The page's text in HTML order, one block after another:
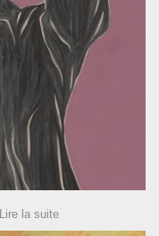
Lire la suite